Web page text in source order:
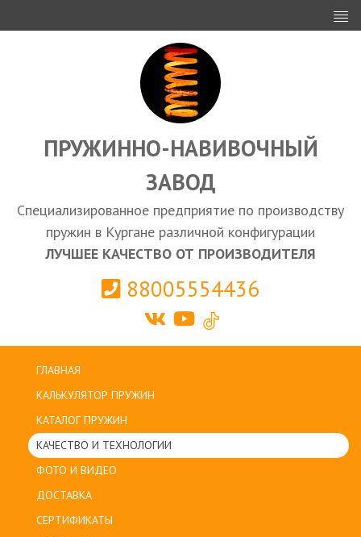
ИНВЕСТОРАМ
ПРОЕКТИРОВАНИЕ
ЭКСПОРТ
ЗАКУПКИ
КАЛЬКУЛЯТОР ПРУЖИН
Курган
ПРУЖИННО-НАВИВОЧНЫЙ
ЗАВОД
Специализированное предприятие по производству
пружин в Кургане различной конфигурации
ЛУЧШЕЕ КАЧЕСТВО ОТ ПРОИЗВОДИТЕЛЯ
88005554436
ГЛАВНАЯ
КАЛЬКУЛЯТОР ПРУЖИН
КАТАЛОГ ПРУЖИН
КАЧЕСТВО И ТЕХНОЛОГИИ
ФОТО И ВИДЕО
ДОСТАВКА
СЕРТИФИКАТЫ